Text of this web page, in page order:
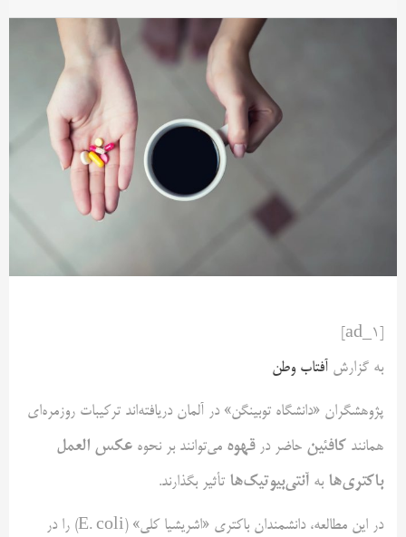
به گزارش آفتاب وطن
پژوهشگران «دانشگاه توبینگن» در آلمان دریافته‌اند ترکیبات روزمره‌ای
همانند کافئین حاضر درقهوه می‌توانند بر نحوه عکس العمل
باکتری‌ها به آنتی‌بیوتیک‌ها تأثیر بگذارند.
در این مطالعه، دانشمندان باکتری «اشریشیا کلی» (E. coli) را در